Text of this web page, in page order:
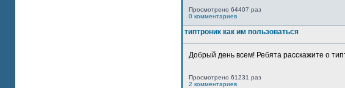
Просмотрено 64407 раз
0 комментариев
типтроник как им пользоваться
Добрый день всем! Ребята расскажите о
Просмотрено 61231 раз
2 комментариев